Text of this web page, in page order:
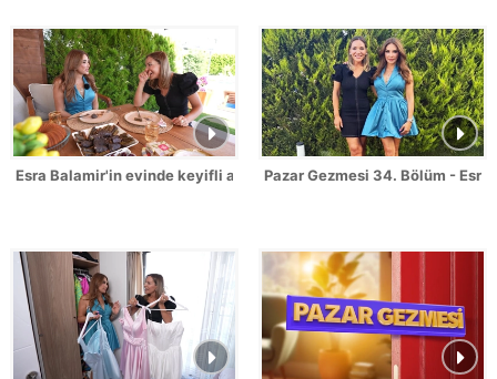
Esra Balamir'in evinde keyifli anlar!Pazar Gezmesi 34. Bölüm - Esra